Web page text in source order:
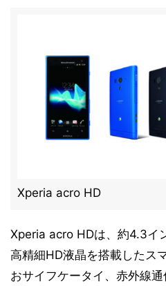
Xperia acro HD
Xperia acro HDは、約4.3イ
高精細HD液晶を搭載したス
おサイフケータイ、赤外線